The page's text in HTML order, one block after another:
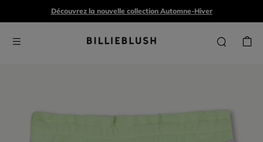
Découvrez la nouvelle collection Automne-Hiver